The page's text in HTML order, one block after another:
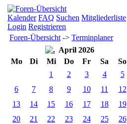
Kalender FAQ Suchen Mitgliederliste
Login Registrieren
Foren-Übersicht -> Terminplaner
April 2026
Mo
Di Mi Do Fr Sa
So
1
2 3 4
5
6
7 8 9 10 11
12
13
14 15 16 17 18
19
20
21 22 23 24 25
26